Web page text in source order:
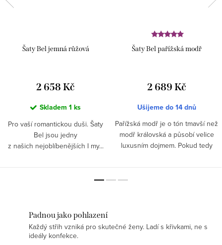
Šaty Bel jemná růžová
2 658 Kč
Skladem 1 ks
Pro vaší romantickou duši. Šaty
Bel jsou jedny
z našich nejoblíbenějších I my...
Šaty Bel pařížská modř
2 689 Kč
Ušijeme do 14 dnů
Pařížská modř je o tón tmavší než
modř královská a působí velice
luxusním dojmem. Pokud tedy
Padnou jako pohlazení
Každý střih vzniká pro skutečné ženy. Ladí s křivkami, ne s
ideály konfekce.